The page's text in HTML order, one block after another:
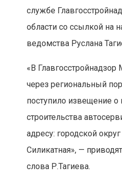
службе
области со ссылкой на
ведомства Руслана
«В Главгосстройнадзор
через региональный
поступило извещение о
строительства
адресу: городской
Силикатная», —
слова Р.Тагиева.